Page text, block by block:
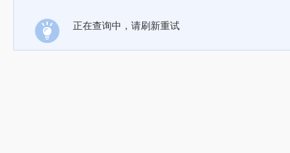
正在查询中，请刷新重试